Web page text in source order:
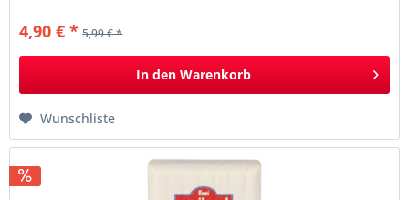
4,90 € * 5,99 € *
In den Warenkorb
Wunschliste